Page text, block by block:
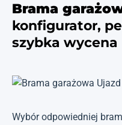
Brama
konfigurator,
szybka wycena
Wybór odpowiedniej